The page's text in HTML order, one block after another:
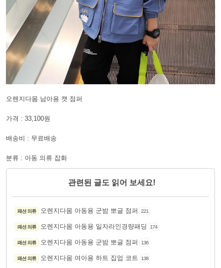
오렌지다몸 남아용 캣 점퍼
가격 : 33,100원
배송비 : 무료배송
분류 : 아동 의류 잡화
관련된 글도 읽어 보세요!
패션 의류 오렌지다몸 아동용 군밤 뽀글 점퍼 221
패션 의류 오렌지다몸 아동용 일자라인경량패딩 174
패션 의류 오렌지다몸 아동용 군밤 뽀글 점퍼 136
패션 의류 오렌지다몸 여아용 하트 집업 코트 138